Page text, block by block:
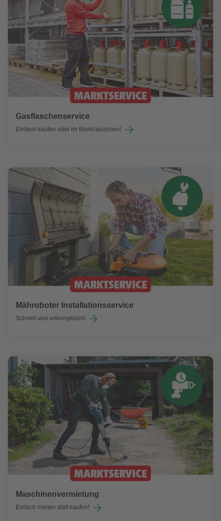
Gasflaschenservice
Einfach kaufen oder im Markt tauschen!
Mähroboter Installationsservice
Schnell und unkompliziert
Maschinenvermietung
Einfach mieten statt kaufen!